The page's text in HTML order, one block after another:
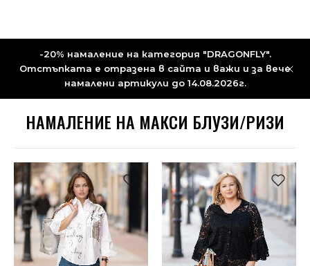
-20% намаление на категория "DRAGONFLY".
Отстъпката е отразена в сайта и важи и за вече
намалени артикули до 14.08.2026г.
НАМАЛЕНИЕ НА MАКСИ БЛУЗИ/РИЗИ